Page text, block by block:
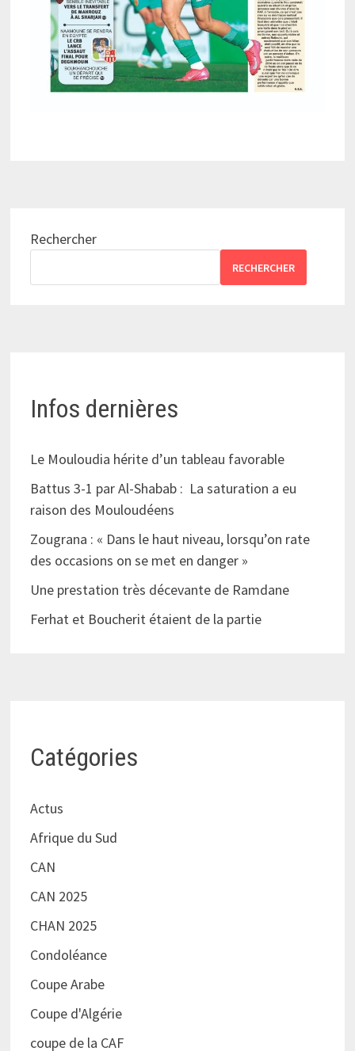
Rechercher
RECHERCHER
Infos dernières
Le Mouloudia hérite d’un tableau favorable
Battus 3-1 par Al-Shabab : La saturation a eu
raison des Mouloudéens
Zougrana : « Dans le haut niveau, lorsqu’on rate
des occasions on se met en danger »
Une prestation très décevante de Ramdane
Ferhat et Boucherit étaient de la partie
Catégories
Actus
Afrique du Sud
CAN
CAN 2025
CHAN 2025
Condoléance
Coupe Arabe
Coupe d'Algérie
coupe de la CAF